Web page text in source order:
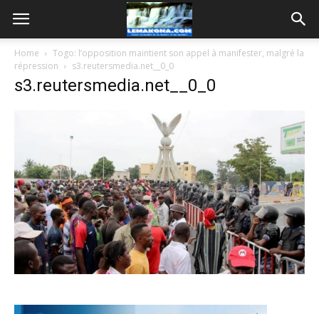
Home
Togo: l’opposition maintient son appel à manifester, malgré la
répression
s3.reutersmedia.net__0_0
s3.reutersmedia.net__0_0